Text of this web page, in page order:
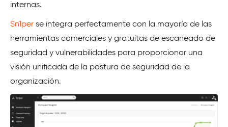
internas.
Sn1per se integra perfectamente con la mayoría de las
herramientas comerciales y gratuitas de escaneado de
seguridad y vulnerabilidades para proporcionar una
visión unificada de la postura de seguridad de la
organización.